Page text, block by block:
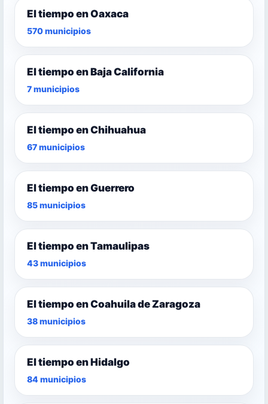
El tiempo en Oaxaca
570 municipios
El tiempo en Baja California
7 municipios
El tiempo en Chihuahua
67 municipios
El tiempo en Guerrero
85 municipios
El tiempo en Tamaulipas
43 municipios
El tiempo en Coahuila de Zaragoza
38 municipios
El tiempo en Hidalgo
84 municipios